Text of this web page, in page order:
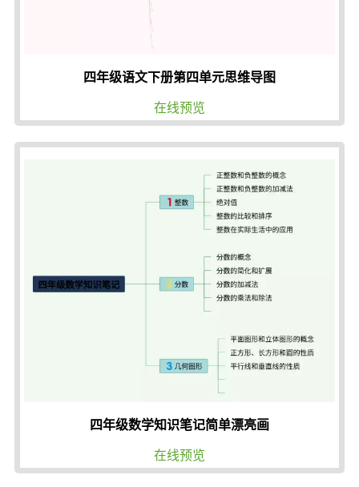
四年级语文下册第四单元思维导图
在线预览
四年级数学知识笔记简单漂亮画
在线预览